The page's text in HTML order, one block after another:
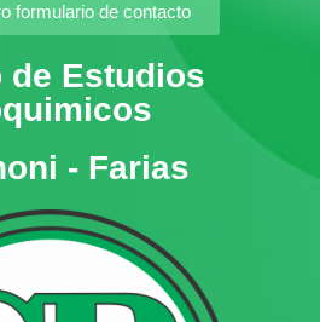
formulario de contacto
de Estudios
- Farias